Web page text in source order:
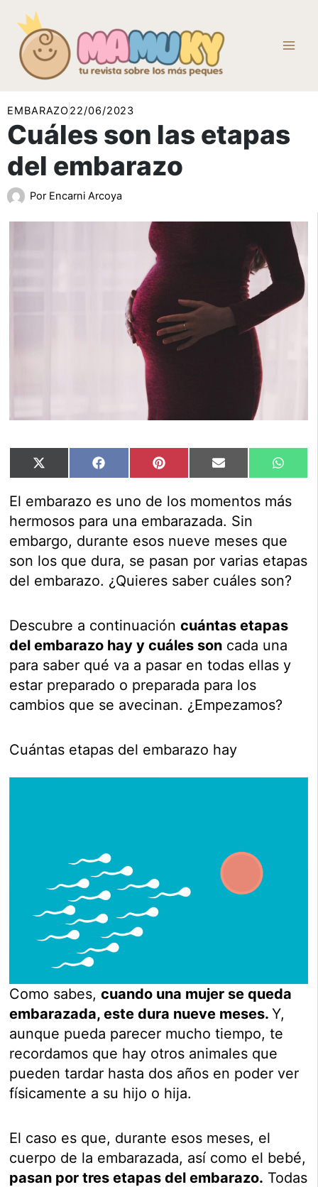
contenido
EMBARAZO22/06/2023
Cuáles son las etapas
del embarazo
Por Encarni Arcoya
Compartir
en
X
(Twitter)
Compartir
en
Facebook Compartir
en
Pinterest Compartir
en
Email
en
El embarazo es uno de los momentos más
hermosos para una embarazada. Sin
embargo, durante esos nueve meses que
son los que dura, se pasan por varias etapas
del embarazo. ¿Quieres saber cuáles son?
Descubre a continuacióncuántas etapas
del embarazo hay y cuáles son cada una
para saber qué va a pasar en todas ellas y
estar preparado o preparada para los
cambios que se avecinan. ¿Empezamos?
Cuántas etapas del embarazo hay
Como sabes,cuando una mujer se queda
embarazada, este dura nueve meses.Y,
aunque pueda parecer mucho tiempo, te
recordamos que hay otros animales que
pueden tardar hasta dos años en poder ver
físicamente a su hijo o hija.
El caso es que, durante esos meses, el
cuerpo de la embarazada, así como el bebé,
pasan por tres etapas del embarazo. Todas